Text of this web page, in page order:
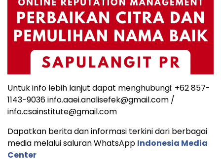
Untuk info lebih lanjut dapat menghubungi: +62 857-
1143-9036 info.aaei.analisefek@gmail.com /
info.csainstitute@gmail.com
Dapatkan berita dan informasi terkini dari berbagai
media melalui saluran WhatsApp Indonesia Media
Center